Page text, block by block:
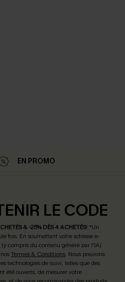
EN PROMO
LE CODE
& -25% DÈS 4 ACHETÉS! *Un
fois. En soumettant votre adresse e-
compris du contenu généré par l'IA)
nosTermes & Conditions. Nous pouvons
technologies de suivi, telles que des
été ouverts, de mesurer votre